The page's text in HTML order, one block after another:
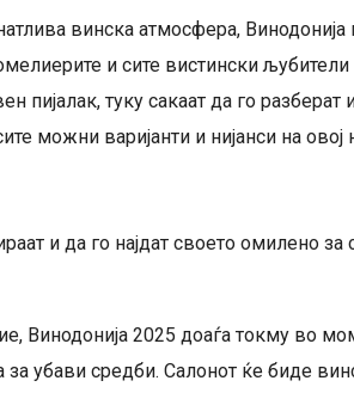
винска атмосфера, Винодонија
и сите вистински
пијалак, туку сакаат да го разберат
можни варијанти и нијанси на
и да го најдат своето омилено за
Винодонија 2025 доаѓа токму во
за убави средби. Салонот ќе биде